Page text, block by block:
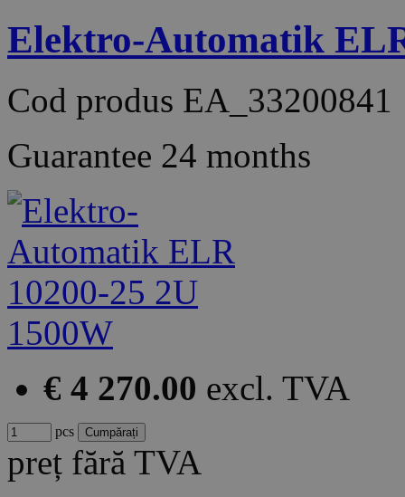
Elektro-Automatik
Cod produs EA_33200841
Guarantee 24 months
€ 4 270.00 excl. TVA
pcs
preț fără TVA